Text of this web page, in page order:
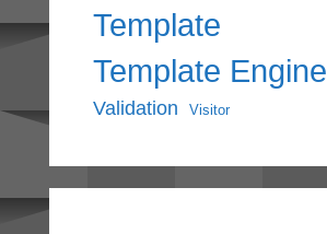
Template
Template Engine
Validation Visitor